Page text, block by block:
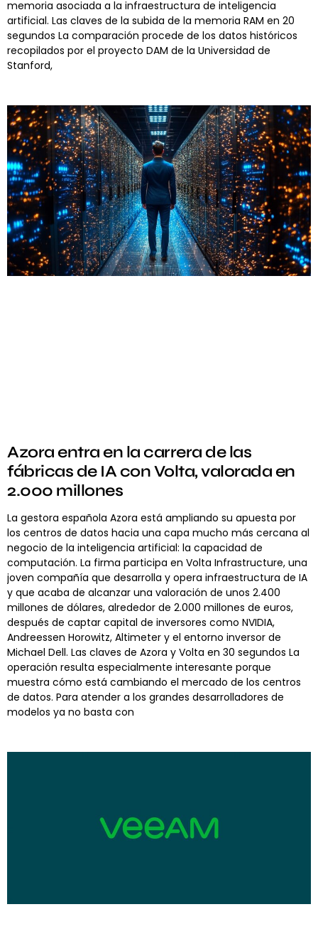
memoria asociada a la infraestructura de inteligencia
artificial. Las claves de la subida de la memoria RAM en 20
segundos La comparación procede de los datos históricos
recopilados por el proyecto DAM de la Universidad de
Stanford,
Azora entra en la carrera de las
fábricas de IA con Volta, valorada en
2.000 millones
La gestora española Azora está ampliando su apuesta por
los centros de datos hacia una capa mucho más cercana al
negocio de la inteligencia artificial: la capacidad de
computación. La firma participa en Volta Infrastructure, una
joven compañía que desarrolla y opera infraestructura de IA
y que acaba de alcanzar una valoración de unos 2.400
millones de dólares, alrededor de 2.000 millones de euros,
después de captar capital de inversores como NVIDIA,
Andreessen Horowitz, Altimeter y el entorno inversor de
Michael Dell. Las claves de Azora y Volta en 30 segundos La
operación resulta especialmente interesante porque
muestra cómo está cambiando el mercado de los centros
de datos. Para atender a los grandes desarrolladores de
modelos ya no basta con